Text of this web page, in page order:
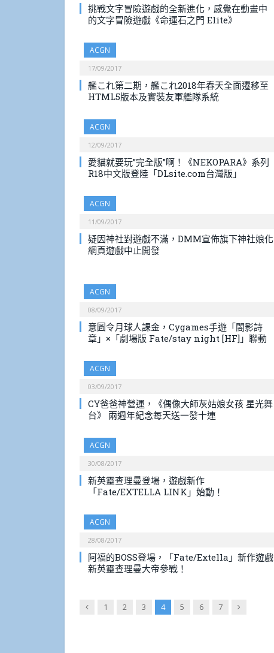
挑戰文字冒險遊戲的全新進化，感覺在動畫中
的文字冒險遊戲《命運石之門 Elite》
ACGN
17/09/2017
艦これ第二期，艦これ2018年春天全面遷移至
HTML5版本及實裝友軍艦隊系統
ACGN
12/09/2017
愛貓就要玩”完全版”啊！《NEKOPARA》系列
R18中文版登陸「DLsite.com台灣版」
ACGN
11/09/2017
疑因神社對遊戲不滿，DMM宣佈旗下神社娘化
網頁遊戲中止開發
ACGN
08/09/2017
意圖令月球人課金，Cygames手遊「闇影詩
章」×「劇場版 Fate/stay night [HF]」聯動
ACGN
03/09/2017
CY爸爸神營運，《偶像大師灰姑娘女孩 星光舞
台》 兩週年紀念每天送一發十連
ACGN
30/08/2017
新英靈查理曼登場，遊戲新作
「Fate/EXTELLA LINK」始動！
ACGN
28/08/2017
阿福的BOSS登場，「Fate/Extella」新作遊戲
新英靈查理曼大帝參戰！
Previous
1 2 3 4 5 6 7 Next